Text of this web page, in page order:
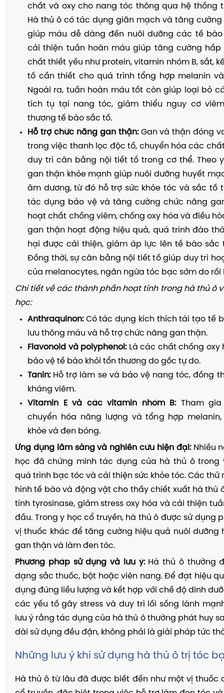
chất và oxy cho nang tóc thông qua hệ thống
Hà thủ ô có tác dụng giãn mạch và tăng cường
giúp máu dễ dàng đến nuôi dưỡng các tế bào
cải thiện tuần hoàn máu giúp tăng cường
chất thiết yếu như protein, vitamin nhóm B, sắt,
tố cần thiết cho quá trình tổng hợp melanin
Ngoài ra, tuần hoàn máu tốt còn giúp loại bỏ
tích tụ tại nang tóc, giảm thiểu nguy cơ
thương tế bào sắc tố.
Hỗ trợ chức năng gan thận:Gan và thận đóng
trong việc thanh lọc độc tố, chuyển hóa các
duy trì cân bằng nội tiết tố trong cơ thể. Theo
gan thận khỏe mạnh giúp nuôi dưỡng huyết
âm dương, từ đó hỗ trợ sức khỏe tóc và sắc tố
tác dụng bảo vệ và tăng cường chức năng
hoạt chất chống viêm, chống oxy hóa và điều
gan thận hoạt động hiệu quả, quá trình đào
hại được cải thiện, giảm áp lực lên tế bào sắc
Đồng thời, sự cân bằng nội tiết tố giúp duy trì
của melanocytes, ngăn ngừa tóc bạc sớm do rối
Chi tiết về các thành phần hoạt tính trong hà thủ ô
học:
Anthraquinon:Có tác dụng kích thích tái tạo tế
lưu thông máu và hỗ trợ chức năng gan thận.
Flavonoid và polyphenol:Là các chất chống oxy
bảo vệ tế bào khỏi tổn thương do gốc tự do.
Tanin:Hỗ trợ làm se và bảo vệ nang tóc, đồng
kháng viêm.
Vitamin E và các vitamin nhóm B:Tham gia
chuyển hóa năng lượng và tổng hợp
khỏe và đen bóng.
Ứng dụng lâm sàng và nghiên cứu hiện đại:Nhiều
học đã chứng minh tác dụng của hà thủ ô trong
quá trình bạc tóc và cải thiện sức khỏe tóc. Các thử
hình tế bào và động vật cho thấy chiết xuất hà thủ
tính tyrosinase, giảm stress oxy hóa và cải thiện
đầu. Trong y học cổ truyền, hà thủ ô được sử dụng
vị thuốc khác để tăng cường hiệu quả nuôi dưỡng
gan thận và làm đen tóc.
Phương pháp sử dụng và lưu ý:Hà thủ ô thường
dạng sắc thuốc, bột hoặc viên nang. Để đạt hiệu
dụng đúng liều lượng và kết hợp với chế độ dinh
các yếu tố gây stress và duy trì lối sống lành
lưu ý rằng tác dụng của hà thủ ô thường phát huy
dài sử dụng đều đặn, không phải là giải pháp tức
Những lưu ý khi sử dụng hà thủ ô trị tóc
Hà thủ ô từ lâu đã được biết đến như một vị thuốc